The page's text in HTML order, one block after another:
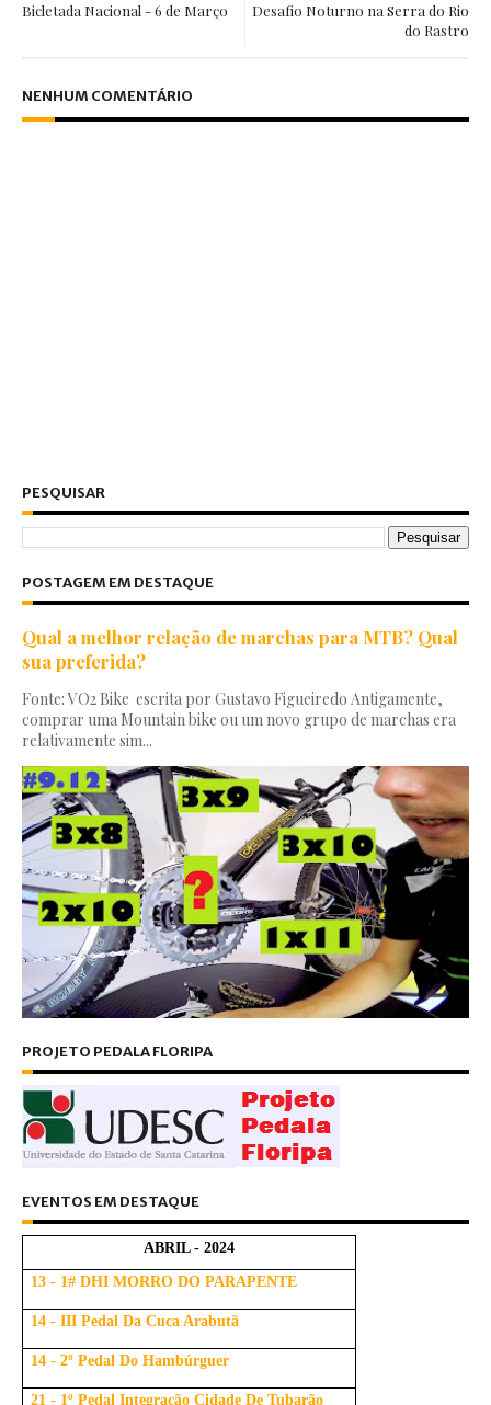
Desafio Noturno na Serra do Rio
do Rastro
Bicletada Nacional - 6 de Março
NENHUM COMENTÁRIO
PESQUISAR
POSTAGEM EM DESTAQUE
Qual a melhor relação de marchas para MTB? Qual
sua preferida?
Fonte: VO2 Bike escrita por Gustavo Figueiredo Antigamente,
comprar uma Mountain bike ou um novo grupo de marchas era
relativamente sim...
PROJETO PEDALA FLORIPA
EVENTOS EM DESTAQUE
ABRIL - 2024
13 - 1# DHI MORRO DO PARAPENTE
14 - III Pedal Da Cuca Arabutã
14 - 2º Pedal Do Hambúrguer
21 - 1º Pedal Integração Cidade De Tubarão